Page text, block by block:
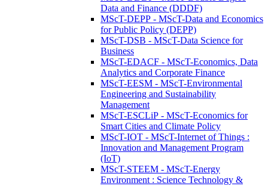
Data and Finance (DDDF)
MScT-DEPP - MScT-Data and Economics
for Public Policy (DEPP)
MScT-DSB - MScT-Data Science for
Business
MScT-EDACF - MScT-Economics, Data
Analytics and Corporate Finance
MScT-EESM - MScT-Environmental
Engineering and Sustainability
Management
MScT-ESCLiP - MScT-Economics for
Smart Cities and Climate Policy
MScT-IOT - MScT-Internet of Things :
Innovation and Management Program
(IoT)
MScT-STEEM - MScT-Energy
Environment : Science Technology &